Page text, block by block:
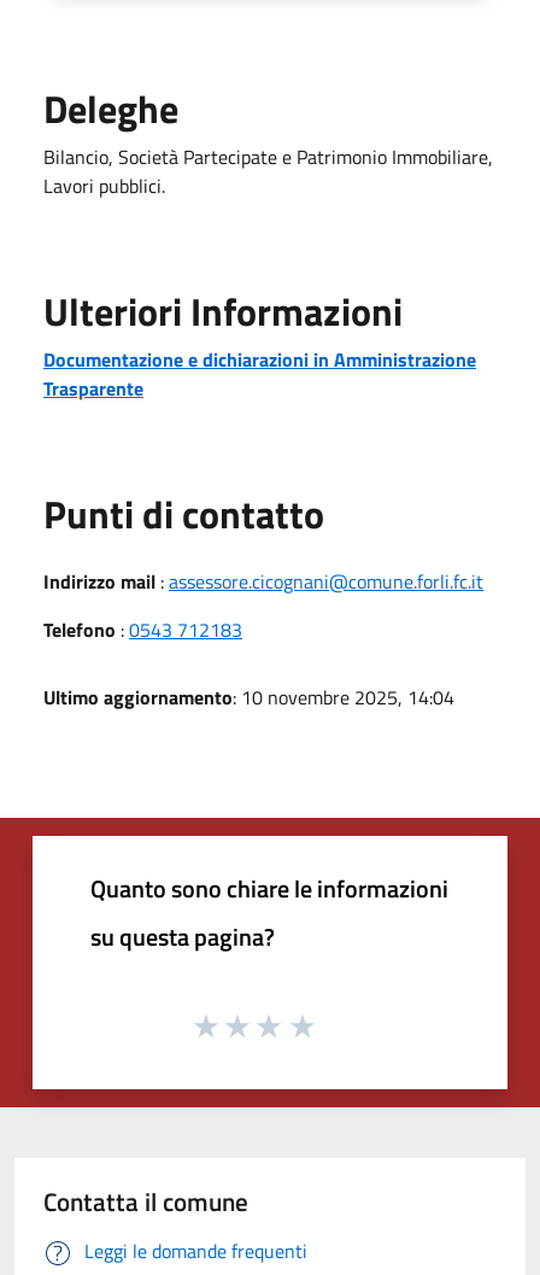
Deleghe
Bilancio, Società Partecipate e Patrimonio Immobiliare,
Lavori pubblici.
Ulteriori Informazioni
Documentazione e dichiarazioni in Amministrazione
Trasparente
Punti di contatto
Indirizzo mail :assessore.cicognani@comune.forli.fc.it
Telefono :0543 712183
Ultimo aggiornamento: 10 novembre 2025, 14:04
Quanto sono chiare le informazioni
su questa pagina?
Contatta il comune
Leggi le domande frequenti